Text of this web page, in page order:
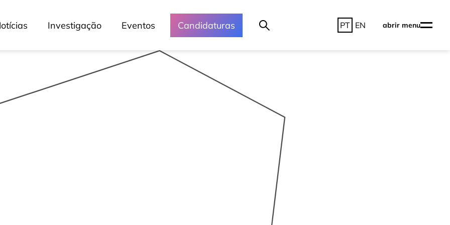
Investigação Eventos Candidaturas PT EN abrir menu
Media e Eventos
Lusófona Nos Media
My Story - Testemunhos